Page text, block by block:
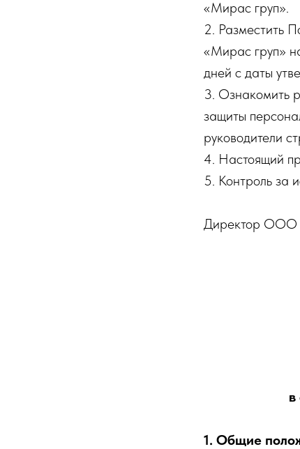
«Мирас груп».
2. Разместить
«Мирас груп»
дней с даты
3. Ознакомить
защиты
руководители
4. Настоящий
5. Контроль за
Директор ООО
1. Общие